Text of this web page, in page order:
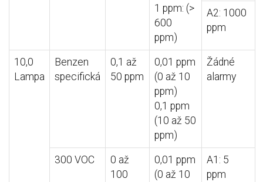
1 ppm: (>
600
ppm)
A2: 1000
ppm
10,0
Lampa
Benzen
specifická
0,1 až
50 ppm
0,01 ppm
(0 až 10
ppm)
0,1 ppm
(10 až 50
ppm)
Žádné
alarmy
300 VOC
0 až
100
0,01 ppm
(0 až 10
A1: 5
ppm